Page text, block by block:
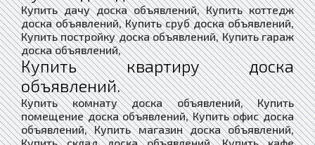
Купить дачу доска объявлений, Купить коттедж
доска объявлений, Купить сруб доска объявлений,
Купить постройку доска объявлений, Купить гараж
доска объявлений,
Купить квартиру доска
объявлений.
Купить комнату доска объявлений, Купить
помещение доска объявлений, Купить офис доска
объявлений, Купить магазин доска объявлений,